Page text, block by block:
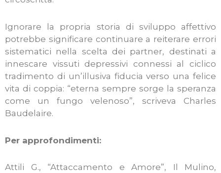
Ignorare la propria storia di sviluppo affettivo
potrebbe significare continuare a reiterare errori
sistematici nella scelta dei partner, destinati a
innescare vissuti depressivi connessi al ciclico
tradimento di un’illusiva fiducia verso una felice
vita di coppia: “eterna sempre sorge la speranza
come un fungo velenoso”, scriveva Charles
Baudelaire.
Per approfondimenti:
Attili G., “Attaccamento e Amore”, Il Mulino,